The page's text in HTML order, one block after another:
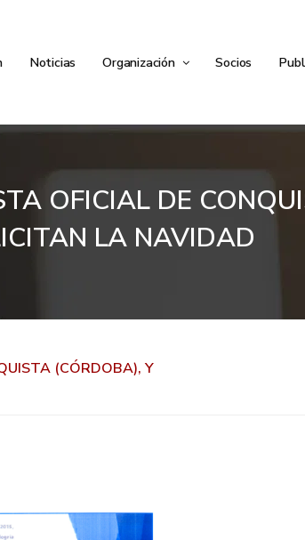
Noticias Organización Socios
OFICIAL DE
LA NAVIDAD
(CÓRDOBA), Y